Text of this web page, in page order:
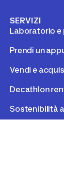
SERVIZI
Laboratorio e
Prendi un
Vendi e
Decathlon
Sostenibilità